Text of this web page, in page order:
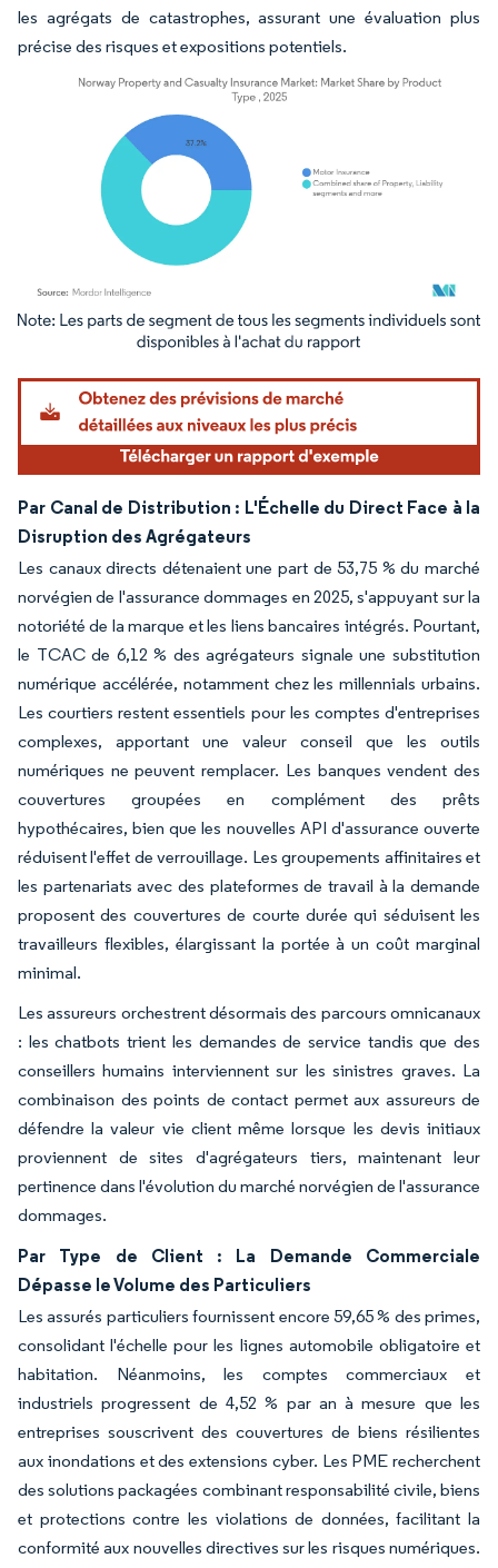
les agrégats de catastrophes, assurant une évaluation plus
précise des risques et expositions potentiels.
Image © Mordor Intelligence. La réutilisation nécessite une attribution sous CC BY
Par Canal de Distribution : L'Échelle du Direct Face à la
Disruption des Agrégateurs
Les canaux directs détenaient une part de 53,75 % du marché
norvégien de l'assurance dommages en 2025, s'appuyant sur la
notoriété de la marque et les liens bancaires intégrés. Pourtant,
le TCAC de 6,12 % des agrégateurs signale une substitution
numérique accélérée, notamment chez les millennials urbains.
Les courtiers restent essentiels pour les comptes d'entreprises
complexes, apportant une valeur conseil que les outils
numériques ne peuvent remplacer. Les banques vendent des
couvertures groupées en complément des prêts
hypothécaires, bien que les nouvelles API d'assurance ouverte
réduisent l'effet de verrouillage. Les groupements affinitaires et
les partenariats avec des plateformes de travail à la demande
proposent des couvertures de courte durée qui séduisent les
travailleurs flexibles, élargissant la portée à un coût marginal
minimal.
Les assureurs orchestrent désormais des parcours omnicanaux
: les chatbots trient les demandes de service tandis que des
conseillers humains interviennent sur les sinistres graves. La
combinaison des points de contact permet aux assureurs de
défendre la valeur vie client même lorsque les devis initiaux
proviennent de sites d'agrégateurs tiers, maintenant leur
pertinence dans l'évolution du marché norvégien de l'assurance
dommages.
Par Type de Client : La Demande Commerciale
Dépasse le Volume des Particuliers
Les assurés particuliers fournissent encore 59,65 % des primes,
consolidant l'échelle pour les lignes automobile obligatoire et
habitation. Néanmoins, les comptes commerciaux et
industriels progressent de 4,52 % par an à mesure que les
entreprises souscrivent des couvertures de biens résilientes
aux inondations et des extensions cyber. Les PME recherchent
des solutions packagées combinant responsabilité civile, biens
et protections contre les violations de données, facilitant la
conformité aux nouvelles directives sur les risques numériques.